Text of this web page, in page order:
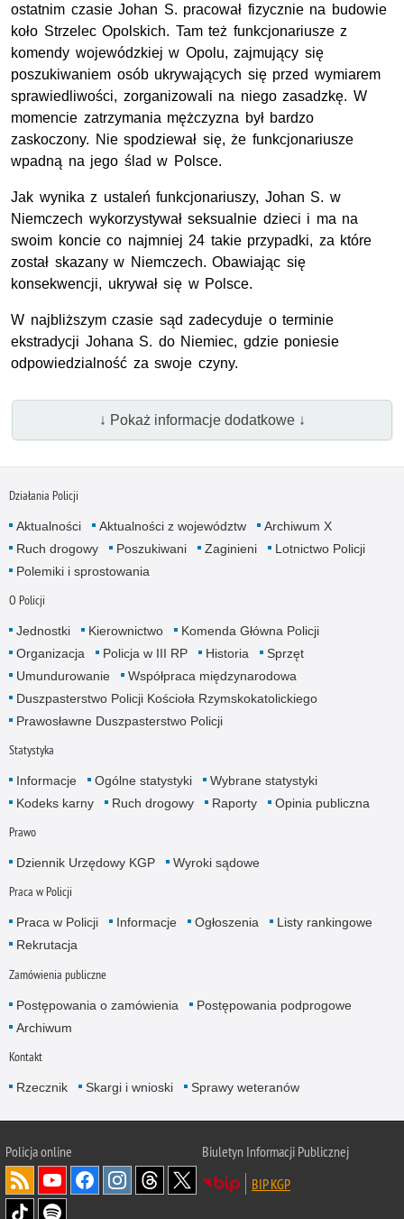
ostatnim czasie Johan S. pracował fizycznie na budowie
koło Strzelec Opolskich. Tam też funkcjonariusze z
komendy wojewódzkiej w Opolu, zajmujący się
poszukiwaniem osób ukrywających się przed wymiarem
sprawiedliwości, zorganizowali na niego zasadzkę. W
momencie zatrzymania mężczyzna był bardzo
zaskoczony. Nie spodziewał się, że funkcjonariusze
wpadną na jego ślad w Polsce.
Jak wynika z ustaleń funkcjonariuszy, Johan S. w
Niemczech wykorzystywał seksualnie dzieci i ma na
swoim koncie co najmniej 24 takie przypadki, za które
został skazany w Niemczech. Obawiając się
konsekwencji, ukrywał się w Polsce.
W najbliższym czasie sąd zadecyduje o terminie
ekstradycji Johana S. do Niemiec, gdzie poniesie
odpowiedzialność za swoje czyny.
↓ Pokaż informacje dodatkowe ↓
Działania Policji
Aktualności Aktualności z województw
Archiwum X
Ruch drogowy
Poszukiwani Zaginieni
Lotnictwo Policji
Polemiki i sprostowania
O Policji
Jednostki Kierownictwo
Komenda Główna Policji
Organizacja
Policja w III RP Historia
Sprzęt
Umundurowanie
Współpraca międzynarodowa
Duszpasterstwo Policji Kościoła Rzymskokatolickiego
Prawosławne Duszpasterstwo Policji
Statystyka
Informacje Ogólne statystyki
Wybrane statystyki
Kodeks karny
Ruch drogowy Raporty Opinia publiczna
Prawo
Dziennik Urzędowy KGP Wyroki sądowe
Praca w Policji
Praca w Policji Informacje Ogłoszenia
Listy rankingowe
Rekrutacja
Zamówienia publiczne
Postępowania o zamówienia
Postępowania podprogowe
Archiwum
Kontakt
Rzecznik Skargi i wnioski Sprawy weteranów
Policjaonline
Biuletyn Informacji Publicznej
BIP KGP